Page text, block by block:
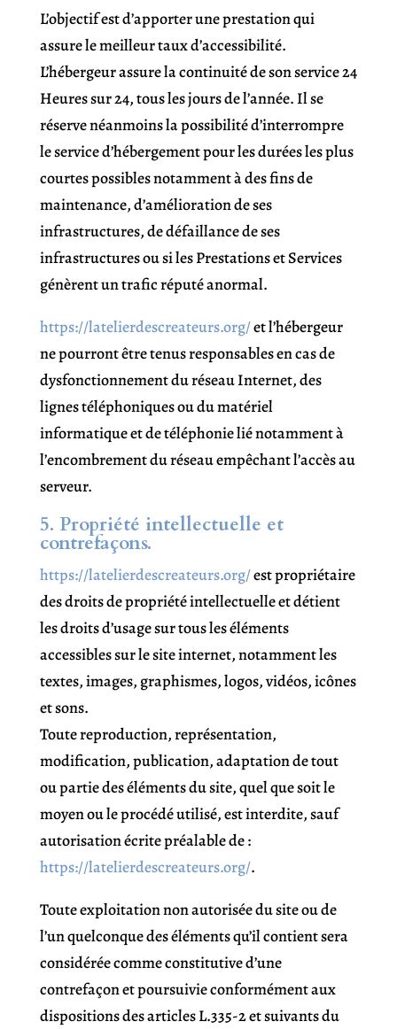
L’objectif est d’apporter une prestation qui
assure le meilleur taux d’accessibilité.
L’hébergeur assure la continuité de son service 24
Heures sur 24, tous les jours de l’année. Il se
réserve néanmoins la possibilité d’interrompre
le service d’hébergement pour les durées les plus
courtes possibles notamment à des fins de
maintenance, d’amélioration de ses
infrastructures, de défaillance de ses
infrastructures ou si les Prestations et Services
génèrent un trafic réputé anormal.
https://latelierdescreateurs.org/et l’hébergeur
ne pourront être tenus responsables en cas de
dysfonctionnement du réseau Internet, des
lignes téléphoniques ou du matériel
informatique et de téléphonie lié notamment à
l’encombrement du réseau empêchant l’accès au
serveur.
5. Propriété intellectuelle et
contrefaçons.
https://latelierdescreateurs.org/est propriétaire
des droits de propriété intellectuelle et détient
les droits d’usage sur tous les éléments
accessibles sur le site internet, notamment les
textes, images, graphismes, logos, vidéos, icônes
et sons.
Toute reproduction, représentation,
modification, publication, adaptation de tout
ou partie des éléments du site, quel que soit le
moyen ou le procédé utilisé, est interdite, sauf
autorisation écrite préalable de :
https://latelierdescreateurs.org/.
Toute exploitation non autorisée du site ou de
l’un quelconque des éléments qu’il contient sera
considérée comme constitutive d’une
contrefaçon et poursuivie conformément aux
dispositions des articles L.335-2 et suivants du